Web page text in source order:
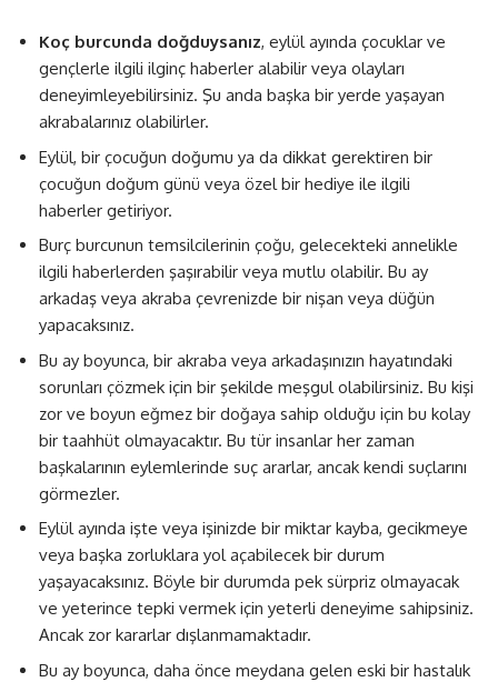
Koç burcunda doğduysanız, eylül ayında çocuklar ve
gençlerle ilgili ilginç haberler alabilir veya olayları
deneyimleyebilirsiniz. Şu anda başka bir yerde yaşayan
akrabalarınız olabilirler.
Eylül, bir çocuğun doğumu ya da dikkat gerektiren bir
çocuğun doğum günü veya özel bir hediye ile ilgili
haberler getiriyor.
Burç burcunun temsilcilerinin çoğu, gelecekteki annelikle
ilgili haberlerden şaşırabilir veya mutlu olabilir. Bu ay
arkadaş veya akraba çevrenizde bir nişan veya düğün
yapacaksınız.
Bu ay boyunca, bir akraba veya arkadaşınızın hayatındaki
sorunları çözmek için bir şekilde meşgul olabilirsiniz. Bu kişi
zor ve boyun eğmez bir doğaya sahip olduğu için bu kolay
bir taahhüt olmayacaktır. Bu tür insanlar her zaman
başkalarının eylemlerinde suç ararlar, ancak kendi suçlarını
görmezler.
Eylül ayında işte veya işinizde bir miktar kayba, gecikmeye
veya başka zorluklara yol açabilecek bir durum
yaşayacaksınız. Böyle bir durumda pek sürpriz olmayacak
ve yeterince tepki vermek için yeterli deneyime sahipsiniz.
Ancak zor kararlar dışlanmamaktadır.
Bu ay boyunca, daha önce meydana gelen eski bir hastalık